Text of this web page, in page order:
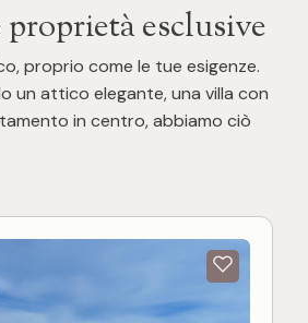
esclusive
proprio come le tue esigenze.
un attico elegante, una villa con
in centro, abbiamo ciò